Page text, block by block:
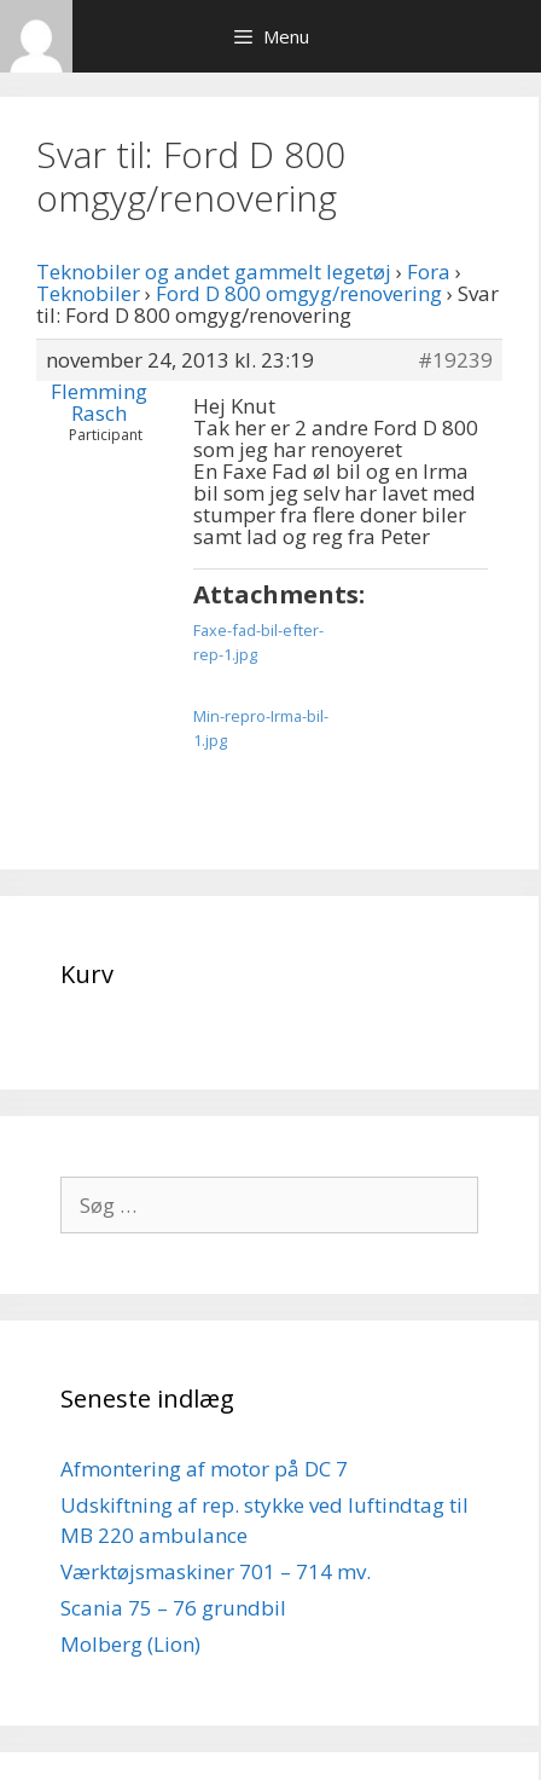
Hop
indhold
Menu
Svar til: Ford D 800
omgyg/renovering
Teknobiler og andet gammelt legetøj › Fora ›
Teknobiler› Ford D 800 omgyg/renovering› Svar
til: Ford D 800 omgyg/renovering
november 24, 2013 kl. 23:19
#19239
Flemming
Rasch
Participant
Hej Knut
Tak her er 2 andre Ford D 800
som jeg har renoyeret
En Faxe Fad øl bil og en Irma
bil som jeg selv har lavet med
stumper fra flere doner biler
samt lad og reg fra Peter
Attachments:
Faxe-fad-bil-efter-
rep-1.jpg
Min-repro-Irma-bil-
1.jpg
Kurv
efter:
Seneste indlæg
Afmontering af motor på DC 7
Udskiftning af rep. stykke ved luftindtag til
MB 220 ambulance
Værktøjsmaskiner 701 – 714 mv.
Scania 75 – 76 grundbil
Molberg (Lion)